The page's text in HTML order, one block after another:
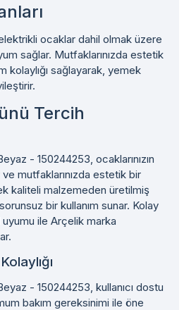
ocaklar dahil olmak üzere
sağlar. Mutfaklarınızda estetik
kolaylığı sağlayarak, yemek
Tercih
- 150244253, ocaklarınızın
ve mutfaklarınızda estetik bir
kaliteli malzemeden üretilmiş
bir kullanım sunar. Kolay
ile Arçelik marka
- 150244253, kullanıcı dostu
bakım gereksinimi ile öne